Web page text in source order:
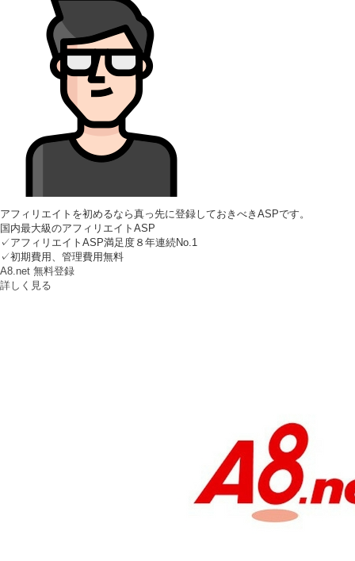
アフィリエイトを初めるなら真っ先に登録しておきべきASPです。
国内最大級のアフィリエイトASP
✓アフィリエイトASP満足度８年連続No.1
✓初期費用、管理費用無料
A8.net 無料登録
詳しく見る